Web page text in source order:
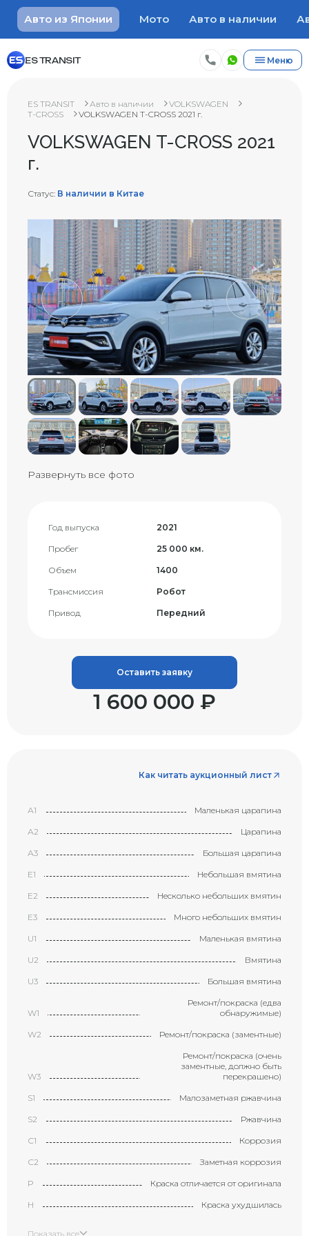
Авто из Японии Мото Авто в наличии
ES TRANSIT Меню
ES TRANSIT Авто в наличии
VOLKSWAGEN
T-CROSS
VOLKSWAGEN T-CROSS 2021 г.
VOLKSWAGEN T-CROSS 2021
г.
Статус: В наличии в Китае
Развернуть все фото
Год выпуска 2021
Пробег 25 000 км.
Объем 1400
Трансмиссия Робот
Привод Передний
Оставить заявку
1 600 000 ₽
Как читать аукционный лист
А1 Маленькая царапина
А2 Царапина
А3 Большая царапина
Е1 Небольшая вмятина
Е2 Несколько небольших вмятин
Е3 Много небольших вмятин
U1 Маленькая вмятина
U2 Вмятина
U3 Большая вмятина
W1
Ремонт/покраска (едва
обнаружимые)
W2 Ремонт/покраска (заментные)
W3
Ремонт/покраска (очень
заментные, должно быть
перекрашено)
S1 Малозаметная ржавчина
S2 Ржавчина
С1 Коррозия
С2 Заметная коррозия
P Краска отличается от оригинала
H Краска ухудшилась
Показать все